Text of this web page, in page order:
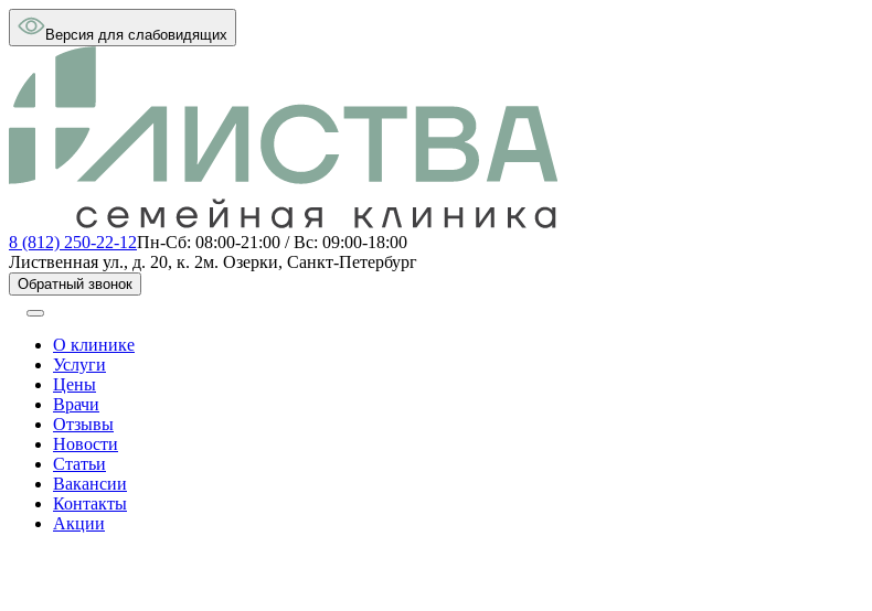
Версия для слабовидящих
8 (812) 250-22-12Пн-Сб: 08:00-21:00 / Вс: 09:00-18:00
Лиственная ул., д. 20, к. 2м. Озерки, Санкт-Петербург
Обратный звонок
О клинике
Услуги
Цены
Врачи
Отзывы
Новости
Статьи
Вакансии
Контакты
Акции